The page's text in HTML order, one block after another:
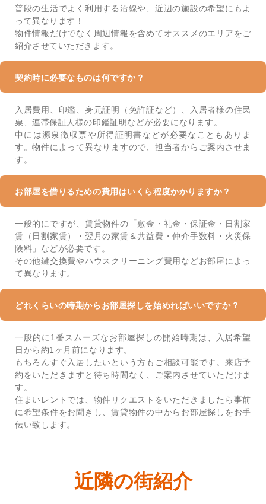
普段の生活でよく利用する沿線や、近辺の施設の希望にもよ
って異なります！
物件情報だけでなく周辺情報を含めてオススメのエリアをご
紹介させていただきます。
契約時に必要なものは何ですか？
入居費用、印鑑、身元証明（免許証など）、入居者様の住民
票、連帯保証人様の印鑑証明などが必要になります。
中には源泉徴収票や所得証明書などが必要なこともありま
す。物件によって異なりますので、担当者からご案内させま
す。
お部屋を借りるための費用はいくら程度かかりますか？
一般的にですが、賃貸物件の「敷金・礼金・保証金・日割家
賃（日割家賃）・翌月の家賃＆共益費・仲介手数料・火災保
険料」などが必要です。
その他鍵交換費やハウスクリーニング費用などお部屋によっ
て異なります。
どれくらいの時期からお部屋探しを始めればいいですか？
一般的に1番スムーズなお部屋探しの開始時期は、入居希望
日から約1ヶ月前になります。
もちろんすぐ入居したいという方もご相談可能です。来店予
約をいただきますと待ち時間なく、ご案内させていただけま
す。
住まいレントでは、物件リクエストをいただきましたら事前
に希望条件をお聞きし、賃貸物件の中からお部屋探しをお手
伝い致します。
近隣の街紹介